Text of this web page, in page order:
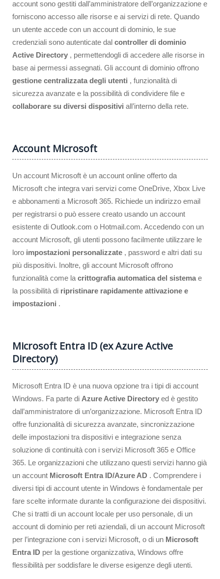
account sono gestiti dall’amministratore dell’organizzazione e
forniscono accesso alle risorse e ai servizi di rete. Quando
un utente accede con un account di dominio, le sue
credenziali sono autenticate dal controller di dominio
Active Directory , permettendogli di accedere alle risorse in
base ai permessi assegnati. Gli account di dominio offrono
gestione centralizzata degli utenti , funzionalità di
sicurezza avanzate e la possibilità di condividere file e
collaborare su diversi dispositivi all’interno della rete.
Account Microsoft
Un account Microsoft è un account online offerto da
Microsoft che integra vari servizi come OneDrive, Xbox Live
e abbonamenti a Microsoft 365. Richiede un indirizzo email
per registrarsi o può essere creato usando un account
esistente di Outlook.com o Hotmail.com. Accedendo con un
account Microsoft, gli utenti possono facilmente utilizzare le
loro impostazioni personalizzate , password e altri dati su
più dispositivi. Inoltre, gli account Microsoft offrono
funzionalità come la crittografia automatica del sistema e
la possibilità di ripristinare rapidamente attivazione e
impostazioni .
Microsoft Entra ID (ex Azure Active
Directory)
Microsoft Entra ID è una nuova opzione tra i tipi di account
Windows. Fa parte di Azure Active Directory ed è gestito
dall’amministratore di un’organizzazione. Microsoft Entra ID
offre funzionalità di sicurezza avanzate, sincronizzazione
delle impostazioni tra dispositivi e integrazione senza
soluzione di continuità con i servizi Microsoft 365 e Office
365. Le organizzazioni che utilizzano questi servizi hanno già
un account Microsoft Entra ID/Azure AD . Comprendere i
diversi tipi di account utente in Windows è fondamentale per
fare scelte informate durante la configurazione dei dispositivi.
Che si tratti di un account locale per uso personale, di un
account di dominio per reti aziendali, di un account Microsoft
per l’integrazione con i servizi Microsoft, o di un Microsoft
Entra ID per la gestione organizzativa, Windows offre
flessibilità per soddisfare le diverse esigenze degli utenti.